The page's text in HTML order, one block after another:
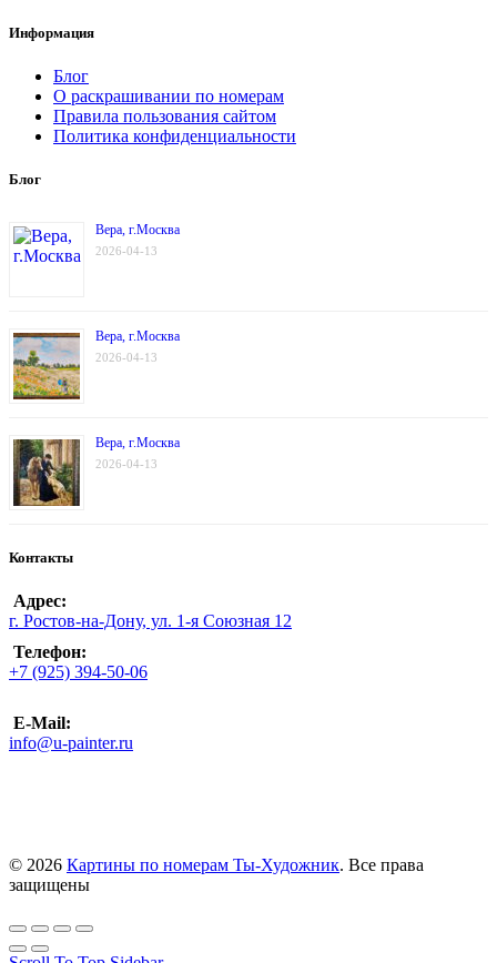
Информация
Блог
О раскрашивании по номерам
Правила пользования сайтом
Политика конфиденциальности
Блог
Вера, г.Москва
2026-04-13
Вера, г.Москва
2026-04-13
Вера, г.Москва
2026-04-13
Контакты
Адрес:
г. Ростов-на-Дону, ул. 1-я Союзная 12
Телефон:
+7 (925) 394-50-06
E-Mail:
info@u-painter.ru
© 2026 Картины по номерам Ты-Художник. Все права
защищены